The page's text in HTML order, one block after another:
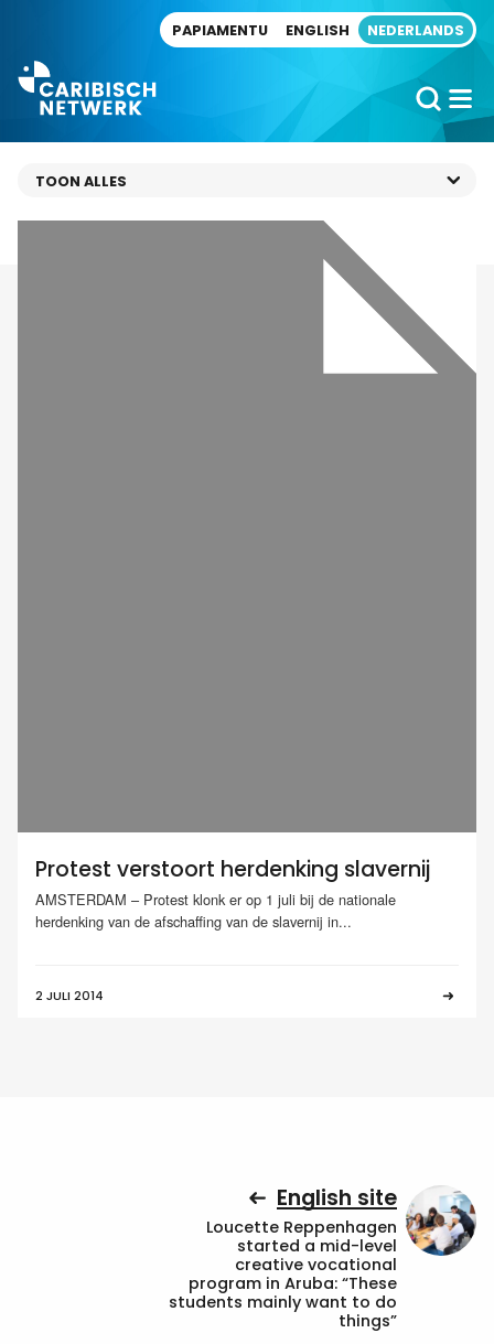
PAPIAMENTU ENGLISH NEDERLANDS
Protest verstoort herdenking slavernij
AMSTERDAM – Protest klonk er op 1 juli bij de nationale
herdenking van de afschaffing van de slavernij in...
2 JULI 2014
English site
Loucette Reppenhagen
started a mid-level
creative vocational
program in Aruba: “These
students mainly want to do
things”